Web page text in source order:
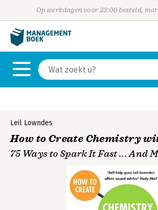
Op werkdagen voor 23:00 besteld,
Leil Lowndes
How to Create Chemistry
75 Ways to Spark It Fast ... And